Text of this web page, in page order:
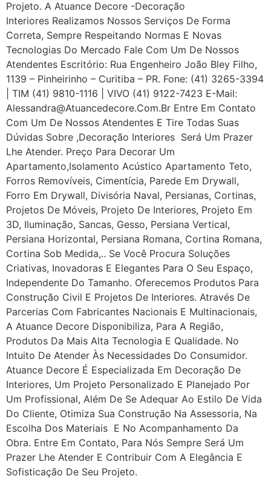
Projeto. A Atuance Decore -Decoração
Interiores Realizamos Nossos Serviços De Forma
Correta, Sempre Respeitando Normas E Novas
Tecnologias Do Mercado Fale Com Um De Nossos
Atendentes Escritório: Rua Engenheiro João Bley Filho,
1139 – Pinheirinho – Curitiba – PR. Fone: (41) 3265-3394
| TIM (41) 9810-1116 | VIVO (41) 9122-7423 E-Mail:
Alessandra@atuancedecore.com.br Entre Em Contato
Com Um De Nossos Atendentes E Tire Todas Suas
Dúvidas Sobre ,Decoração Interiores Será Um Prazer
Lhe Atender. Preço Para Decorar Um
Apartamento,Isolamento Acústico Apartamento Teto,
Forros Removíveis, Cimentícia, Parede Em Drywall,
Forro Em Drywall, Divisória Naval, Persianas, Cortinas,
Projetos De Móveis, Projeto De Interiores, Projeto Em
3D, Iluminação, Sancas, Gesso, Persiana Vertical,
Persiana Horizontal, Persiana Romana, Cortina Romana,
Cortina Sob Medida,.. Se Você Procura Soluções
Criativas, Inovadoras E Elegantes Para O Seu Espaço,
Independente Do Tamanho. Oferecemos Produtos Para
Construção Civil E Projetos De Interiores. Através De
Parcerias Com Fabricantes Nacionais E Multinacionais,
A Atuance Decore Disponibiliza, Para A Região,
Produtos Da Mais Alta Tecnologia E Qualidade. No
Intuito De Atender Às Necessidades Do Consumidor.
Atuance Decore É Especializada Em Decoração De
Interiores, Um Projeto Personalizado E Planejado Por
Um Profissional, Além De Se Adequar Ao Estilo De Vida
Do Cliente, Otimiza Sua Construção Na Assessoria, Na
Escolha Dos Materiais E No Acompanhamento Da
Obra. Entre Em Contato, Para Nós Sempre Será Um
Prazer Lhe Atender E Contribuir Com A Elegância E
Sofisticação De Seu Projeto.